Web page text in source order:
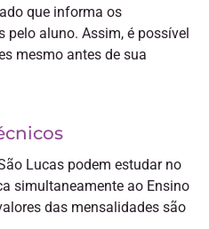
que informa os
aluno. Assim, é possível
mesmo antes de sua
Lucas podem estudar no
simultaneamente ao Ensino
das mensalidades são